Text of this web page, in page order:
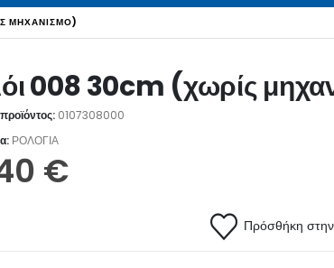
ΜΗΧΑΝΙΣΜΌ)
008 30cm (χωρίς
0107308000
ΡΟΛΟΓΙΑ
€
Πρόσθήκη στην